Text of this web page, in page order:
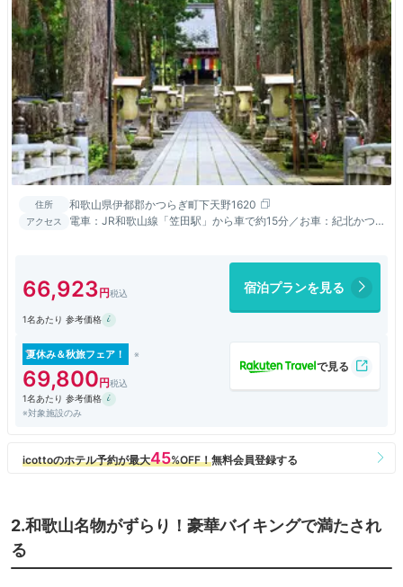
住所 和歌山県伊都郡かつらぎ町下天野1620
アクセス
電車：JR和歌山線「笠田駅」から車で約15分／お車：紀北かつ
66,923 宿泊プランを見る
1名あたり 参考価格
夏休み＆秋旅フェア！
69,800
1名あたり 参考価格
※対象施設のみ
2.和歌山名物がずらり！豪華バイキングで満たされ
る